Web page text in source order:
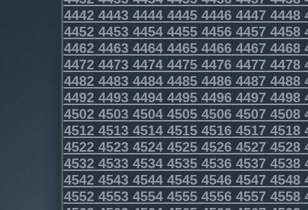
4442444344444445444644474448
4452445344544455445644574458
4462446344644465446644674468
4472447344744475447644774478
4482448344844485448644874488
4492449344944495449644974498
4502450345044505450645074508
4512451345144515451645174518
4522452345244525452645274528
4532453345344535453645374538
4542454345444545454645474548
4552455345544555455645574558